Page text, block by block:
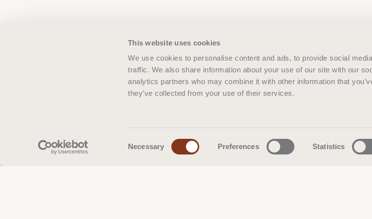
This website uses cookies
We use cookies to personalise content and ads, to provide social
traffic. We also share information about your use of our site with our
analytics partners who may combine it with other information that
they’ve collected from your use of their services.
Necessary Preferences Statistics